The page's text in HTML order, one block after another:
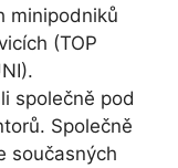
minipodniků
(TOP
společně pod
Společně
současných